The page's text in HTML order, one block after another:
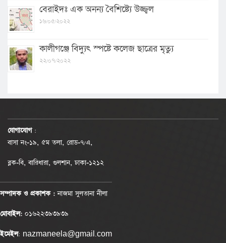
বেরাইদঃ এক অনন্য বৈশিষ্ট্যে উজ্জ্বল
১৬/০৫/২০২২
কালীগঞ্জে বিদ্যুৎ স্পষ্টে কলেজ ছাত্রের মৃত্যু
২২/০৭/২০২২
যোগাযোগ :
বাসা নং-১৯, ৫ম তলা, রোড-৭/এ,
ব্লক-বি, বারিধারা, গুলশান, ঢাকা-১২১২
সম্পাদক ও প্রকাশক :নাজমা সুলতানা নীলা
মোবাইল: ০১৬২২৩৯৩৯৩৯
ইমেইল: nazmaneela@gmail.com